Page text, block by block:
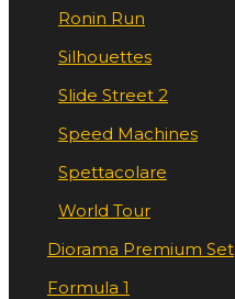
Ronin Run
Silhouettes
Slide Street 2
Speed Machines
Spettacolare
World Tour
Diorama Premium Set
Formula 1